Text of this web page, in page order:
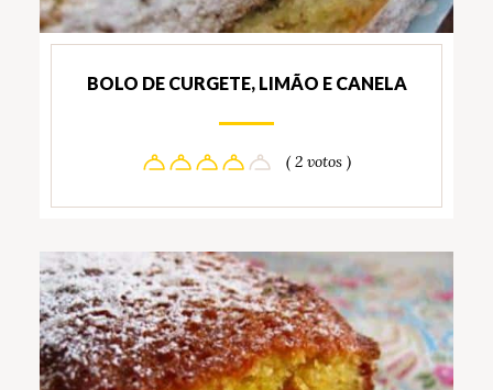
BOLO DE CURGETE, LIMÃO E CANELA
( 2 votos )